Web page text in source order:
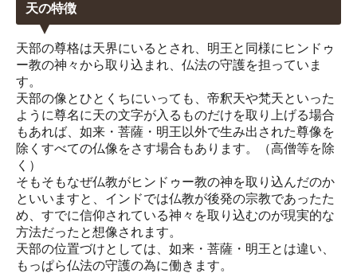
天の特徴
天部の尊格は天界にいるとされ、明王と同様にヒンドゥ
ー教の神々から取り込まれ、仏法の守護を担っていま
す。
天部の像とひとくちにいっても、帝釈天や梵天といった
ように尊名に天の文字が入るものだけを取り上げる場合
もあれば、如来・菩薩・明王以外で生み出された尊像を
除くすべての仏像をさす場合もあります。（高僧等を除
く）
そもそもなぜ仏教がヒンドゥー教の神を取り込んだのか
といいますと、インドでは仏教が後発の宗教であったた
め、すでに信仰されている神々を取り込むのが現実的な
方法だったと想像されます。
天部の位置づけとしては、如来・菩薩・明王とは違い、
もっぱら仏法の守護の為に働きます。